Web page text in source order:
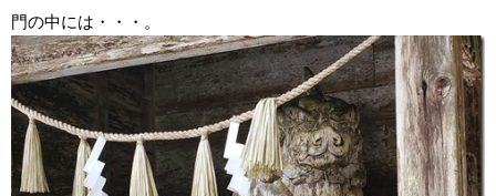
門の中には・・・。